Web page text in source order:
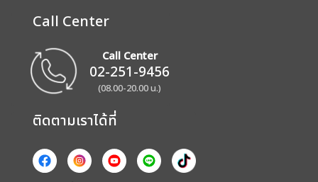
Call Center
Call Center
02-251-9456
(08.00-20.00 น.)
ติดตามเราได้ที่